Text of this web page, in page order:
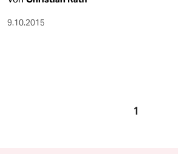
9.10.2015
1